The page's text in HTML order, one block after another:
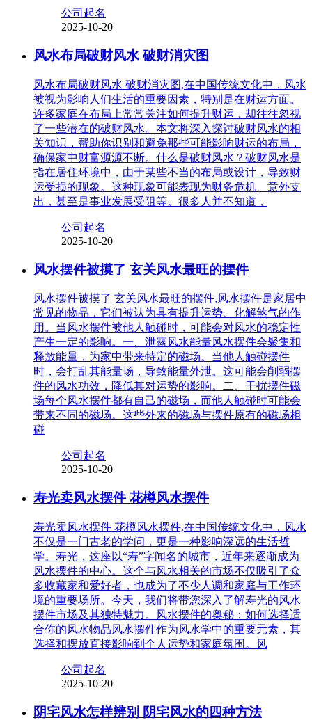
公司起名
2025-10-20
风水布局破财风水 破财消灾图
风水布局破财风水 破财消灾图,在中国传统文化中，风水
被视为影响人们生活的重要因素，特别是在财运方面。
许多家庭在布局上常常关注如何提升财运，却往往忽视
了一些潜在的破财风水。本文将深入探讨破财风水的相
关知识，帮助你识别和避免那些可能影响财运的布局，
确保家中财富源源不断。什么是破财风水？破财风水是
指在居住环境中，由于某些不当的布局或设计，导致财
运受损的现象。这种现象可能表现为财务危机、意外支
出，甚至是事业发展受阻等。很多人并不知道，
公司起名
2025-10-20
风水摆件被摸了 玄关风水最旺的摆件
风水摆件被摸了 玄关风水最旺的摆件,风水摆件是家居中
常见的物品，它们被认为具有提升运势、化解煞气的作
用。当风水摆件被他人触碰时，可能会对风水的稳定性
产生一定的影响。一、泄露风水能量风水摆件会聚集和
释放能量，为家中带来特定的磁场。当他人触碰摆件
时，会打乱其能量场，导致能量外泄。这可能会削弱摆
件的风水功效，降低其对运势的影响。二、干扰摆件磁
场每个风水摆件都有自己的磁场，而他人触碰时可能会
带来不同的磁场。这些外来的磁场与摆件原有的磁场相
碰
公司起名
2025-10-20
寿光卖风水摆件 花樽风水摆件
寿光卖风水摆件 花樽风水摆件,在中国传统文化中，风水
不仅是一门古老的学问，更是一种影响深远的生活哲
学。寿光，这座以“寿”字闻名的城市，近年来逐渐成为
风水摆件的中心。这个与风水相关的市场不仅吸引了众
多收藏家和爱好者，也成为了不少人调和家庭与工作环
境的重要场所。今天，我们将带您深入了解寿光的风水
摆件市场及其独特魅力。风水摆件的奥秘：如何选择适
合你的风水物品风水摆件作为风水学中的重要元素，其
选择和摆放直接影响到个人运势和家庭氛围。风
公司起名
2025-10-20
阴宅风水怎样辨别 阴宅风水的四种方法